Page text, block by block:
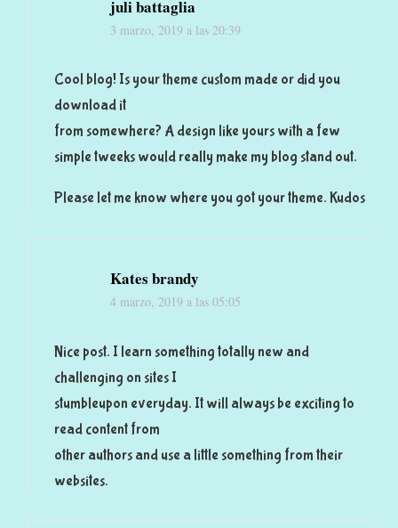
juli battaglia
3 marzo, 2019 a las 20:39
Cool blog! Is your theme custom made or did you
download it
from somewhere? A design like yours with a few
simple tweeks would really make my blog stand out.
Please let me know where you got your theme. Kudos
Kates brandy
4 marzo, 2019 a las 05:05
Nice post. I learn something totally new and
challenging on sites I
stumbleupon everyday. It will always be exciting to
read content from
other authors and use a little something from their
websites.